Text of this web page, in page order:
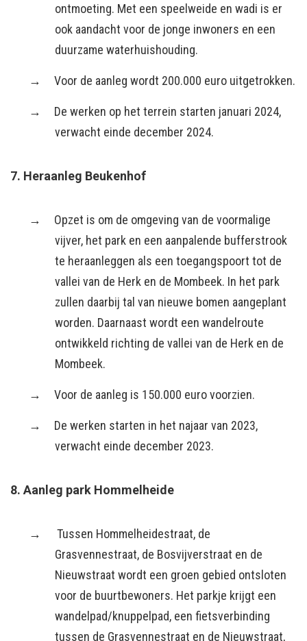
ontmoeting. Met een speelweide en wadi is er
ook aandacht voor de jonge inwoners en een
duurzame waterhuishouding.
Voor de aanleg wordt 200.000 euro uitgetrokken.
De werken op het terrein starten januari 2024,
verwacht einde december 2024.
7. Heraanleg Beukenhof
Opzet is om de omgeving van de voormalige
vijver, het park en een aanpalende bufferstrook
te heraanleggen als een toegangspoort tot de
vallei van de Herk en de Mombeek. In het park
zullen daarbij tal van nieuwe bomen aangeplant
worden. Daarnaast wordt een wandelroute
ontwikkeld richting de vallei van de Herk en de
Mombeek.
Voor de aanleg is 150.000 euro voorzien.
De werken starten in het najaar van 2023,
verwacht einde december 2023.
8. Aanleg park Hommelheide
Tussen Hommelheidestraat, de
Grasvennestraat, de Bosvijverstraat en de
Nieuwstraat wordt een groen gebied ontsloten
voor de buurtbewoners. Het parkje krijgt een
wandelpad/knuppelpad, een fietsverbinding
tussen de Grasvennestraat en de Nieuwstraat,